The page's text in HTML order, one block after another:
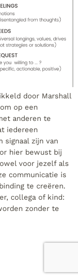
door Marshall
op een
anderen te
iedereen
signaal zijn van
hier bewust bij
voor jezelf als
communicatie is
te creëren.
collega of kind:
zonder te